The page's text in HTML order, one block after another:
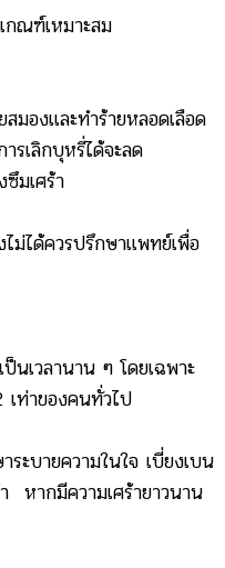
ณฑ์เหมาะสม
มองและทำร้ายหลอดเลือด
รเลิกบุหรี่ได้จะลด
มเศร้า
ม่ได้ควรปรึกษาแพทย์เพื่อ
ป็นเวลานาน ๆ โดยเฉพาะ
เท่าของคนทั่วไป
ะบายความในใจ เบี่ยงเบน
หากมีความเศร้ายาวนาน